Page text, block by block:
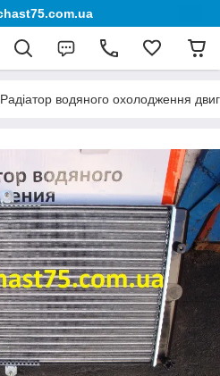
Радіатор водяного охолодження